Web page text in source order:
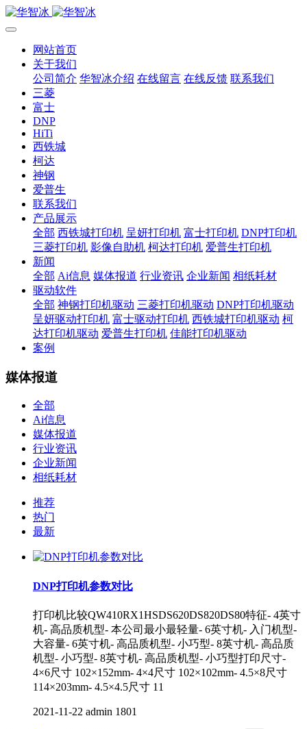
网站首页
关于我们
公司简介 华智冰介绍 在线留言 在线反馈 联系我们
三菱
富士
DNP
HiTi
西铁城
柯达
神钢
爱普生
联系我们
产品展示
全部 西铁城打印机 呈妍打印机 富士打印机 DNP打印机
三菱打印机 影像自助机 柯达打印机 爱普生打印机
新闻
全部 Ai信息 媒体报道 行业资讯 企业新闻 相纸耗材
驱动软件
全部 神钢打印机驱动 三菱打印机驱动 DNP打印机驱动
呈妍驱动打印机 富士驱动打印机 西铁城打印机驱动 柯
达打印机驱动 爱普生打印机 佳能打印机驱动
案例
媒体报道
全部
Ai信息
媒体报道
行业资讯
企业新闻
相纸耗材
推荐
热门
最新
DNP打印机参数对比
打印机比较QW410RX1HSDS620DS820DS80特征- 4英寸
机- 高品质机型- 本公司最小最轻量- 6英寸机- 入门机型-
大容量- 6英寸机- 高品质机型- 小巧型- 8英寸机- 高品质
机型- 小巧型- 8英寸机- 高品质机型- 小巧型打印尺寸-
4×6尺寸 102×152mm- 4×4尺寸 102×102mm- 4.5×8尺寸
114×203mm- 4.5×4.5尺寸 11
2021-11-22 admin 1801